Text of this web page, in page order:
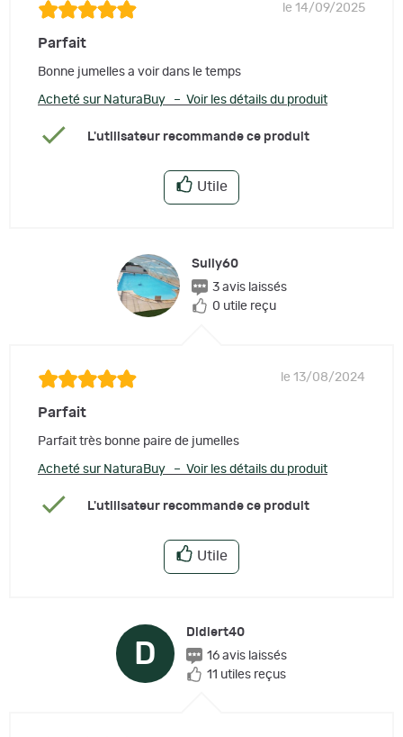
le 14/09/2025
Parfait
Bonne jumelles a voir dans le temps
Acheté sur NaturaBuy – Voir les détails du produit
L'utilisateur recommande ce produit
Utile
Sully60
3 avis laissés
0 utile reçu
le 13/08/2024
Parfait
Parfait très bonne paire de jumelles
Acheté sur NaturaBuy – Voir les détails du produit
L'utilisateur recommande ce produit
Utile
D
Didiert40
16 avis laissés
11 utiles reçus